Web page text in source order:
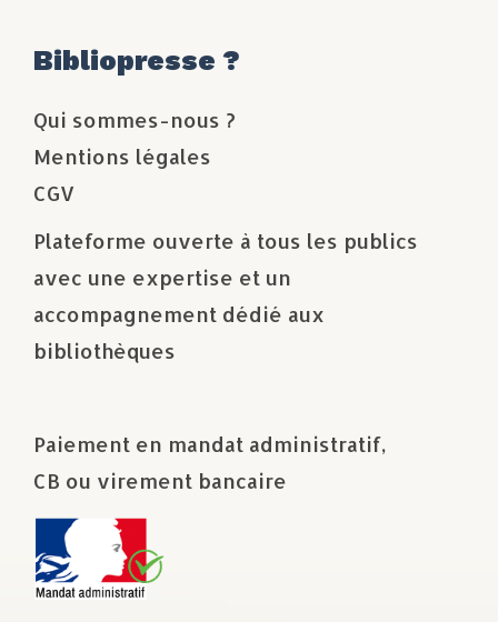
Bibliopresse ?
Qui sommes-nous ?
Mentions légales
CGV
Plateforme ouverte à tous les publics
avec une expertise et un
accompagnement dédié aux
bibliothèques
Paiement en mandat administratif,
CB ou virement bancaire